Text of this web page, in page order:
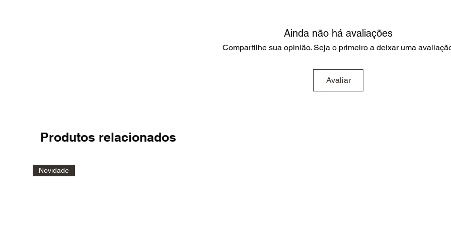
Ainda não há avaliações
Compartilhe sua opinião. Seja o primeiro a deixar uma
Avaliar
Produtos relacionados
Novidade